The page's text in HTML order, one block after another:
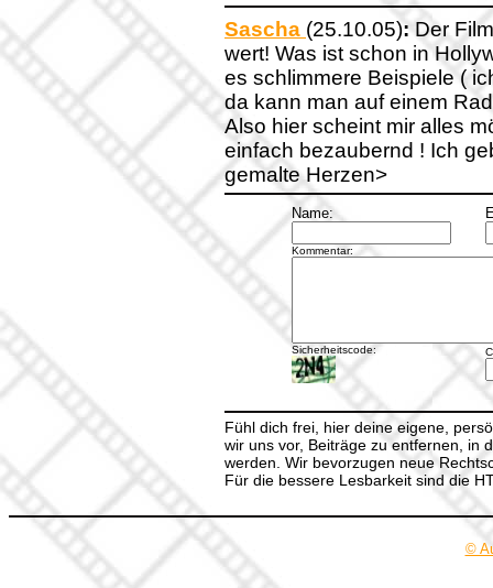
Sascha (25.10.05):Der
wert! Was ist schon in
es schlimmere Beispiele (
da kann man auf einem
Also hier scheint mir alles
einfach bezaubernd ! Ich
gemalte Herzen>
Name:
Kommentar:
Sicherheitscode:
Fühl dich frei, hier deine eigene,
wir uns vor, Beiträge zu entfernen, in
werden. Wir bevorzugen neue
Für die bessere Lesbarkeit sind die
©